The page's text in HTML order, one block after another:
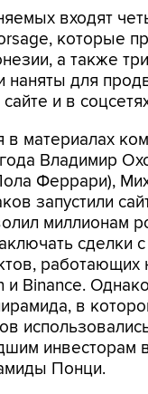
входят
которые
а также
наняты для
и в
в материалах
Владимир
Феррари),
запустили
миллионам
сделки
работающих
и Binance.
в
инвесторам
Понци.